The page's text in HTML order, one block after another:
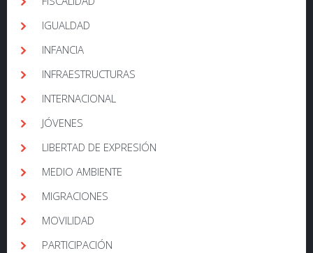
IGUALDAD
INFANCIA
INFRAESTRUCTURAS
INTERNACIONAL
JÓVENES
LIBERTAD DE EXPRESIÓN
MEDIO AMBIENTE
MIGRACIONES
MOVILIDAD
PARTICIPACIÓN